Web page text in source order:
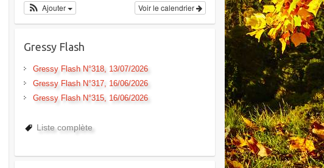
Voir le calendrier
Ajouter
Gressy Flash
Gressy Flash N°318, 13/07/2026
Gressy Flash N°317, 16/06/2026
Gressy Flash N°315, 16/06/2026
Liste complète